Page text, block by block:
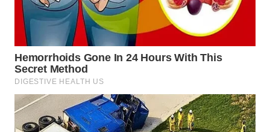
WN
SUBANG
WN
SUKABUMI
WN
PURWAKARTA